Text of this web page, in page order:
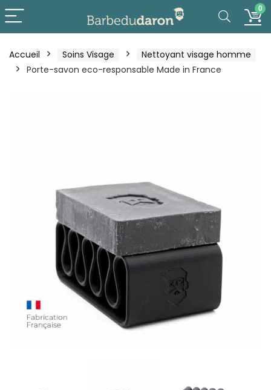
0
Accueil Soins Visage
Nettoyant visage homme
Porte-savon eco-responsable Made in France